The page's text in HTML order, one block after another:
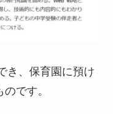
き、保育園に預け
です。